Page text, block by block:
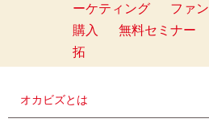
ーケティング
ファ
購入
無料セミナー
拓
オカビズとは